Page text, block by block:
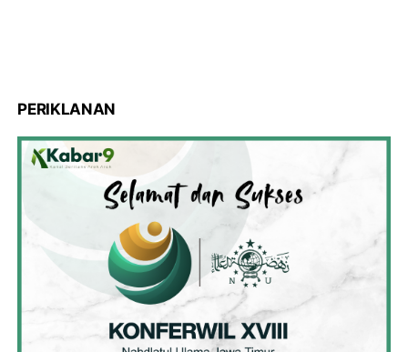
PERIKLANAN